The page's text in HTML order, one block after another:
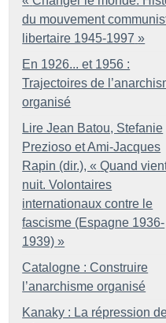
du mouvement
libertaire 1945-1997 »
En 1926... et 1956 :
Trajectoires de
organisé
Lire Jean Batou, Stefanie
Prezioso et Ami-Jacques
Rapin (dir.), « Quand
nuit. Volontaires
internationaux contre le
fascisme (Espagne 1936-
1939) »
Catalogne : Construire
l’anarchisme organisé
Kanaky : La répression